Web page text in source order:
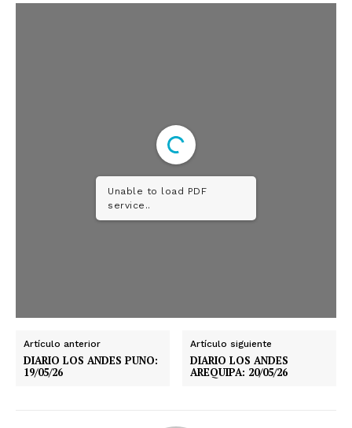
Unable to load PDF
service..
Artículo anterior
DIARIO LOS ANDES PUNO:
19/05/26
Artículo siguiente
DIARIO LOS ANDES
AREQUIPA: 20/05/26